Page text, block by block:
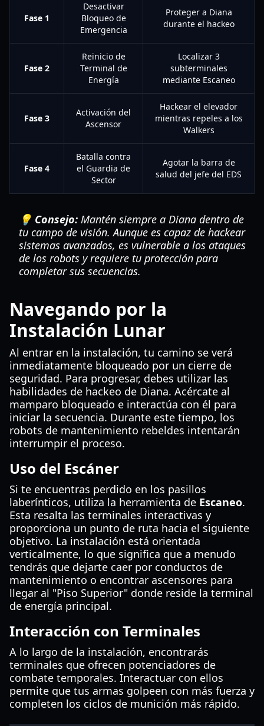
Fase 1
Desactivar
Bloqueo de
Emergencia
Proteger a Diana
durante el hackeo
Fase 2
Reinicio de
Terminal de
Energía
Localizar 3
subterminales
mediante Escaneo
Fase 3
Activación del
Ascensor
Hackear el elevador
mientras repeles a los
Walkers
Fase 4
Batalla contra
el Guardia de
Sector
Agotar la barra de
salud del jefe del EDS
💡 Consejo: Mantén siempre a Diana dentro de
tu campo de visión. Aunque es capaz de hackear
sistemas avanzados, es vulnerable a los ataques
de los robots y requiere tu protección para
completar sus secuencias.
Navegando por la
Instalación Lunar
Al entrar en la instalación, tu camino se verá
inmediatamente bloqueado por un cierre de
seguridad. Para progresar, debes utilizar las
habilidades de hackeo de Diana. Acércate al
mamparo bloqueado e interactúa con él para
iniciar la secuencia. Durante este tiempo, los
robots de mantenimiento rebeldes intentarán
interrumpir el proceso.
Uso del Escáner
Si te encuentras perdido en los pasillos
laberínticos, utiliza la herramienta de Escaneo.
Esta resalta las terminales interactivas y
proporciona un punto de ruta hacia el siguiente
objetivo. La instalación está orientada
verticalmente, lo que significa que a menudo
tendrás que dejarte caer por conductos de
mantenimiento o encontrar ascensores para
llegar al "Piso Superior" donde reside la terminal
de energía principal.
Interacción con Terminales
A lo largo de la instalación, encontrarás
terminales que ofrecen potenciadores de
combate temporales. Interactuar con ellos
permite que tus armas golpeen con más fuerza y
completen los ciclos de munición más rápido.